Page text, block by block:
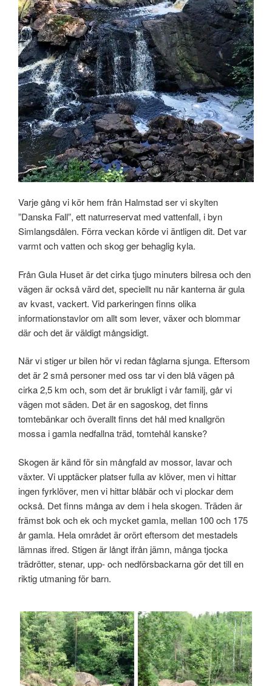
Varje gång vi kör hem från Halmstad ser vi skylten
”Danska Fall”, ett naturreservat med vattenfall, i byn
Simlangsdålen. Förra veckan körde vi äntligen dit. Det var
varmt och vatten och skog ger behaglig kyla.
Från Gula Huset är det cirka tjugo minuters bilresa och den
vägen är också värd det, speciellt nu när kanterna är gula
av kvast, vackert. Vid parkeringen finns olika
informationstavlor om allt som lever, växer och blommar
där och det är väldigt mångsidigt.
När vi stiger ur bilen hör vi redan fåglarna sjunga. Eftersom
det är 2 små personer med oss ​​tar vi den blå vägen på
cirka 2,5 km och, som det är brukligt i vår familj, går vi
vägen mot säden. Det är en sagoskog, det finns
tomtebänkar och överallt finns det hål med knallgrön
mossa i gamla nedfallna träd, tomtehål kanske?
Skogen är känd för sin mångfald av mossor, lavar och
växter. Vi upptäcker platser fulla av klöver, men vi hittar
ingen fyrklöver, men vi hittar blåbär och vi plockar dem
också. Det finns många av dem i hela skogen. Träden är
främst bok och ek och mycket gamla, mellan 100 och 175
år gamla. Hela området är orört eftersom det mestadels
lämnas ifred. Stigen är långt ifrån jämn, många tjocka
trädrötter, stenar, upp- och nedförsbackarna gör det till en
riktig utmaning för barn.